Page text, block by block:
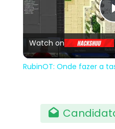
Watch on
RubinOT: Onde fazer a